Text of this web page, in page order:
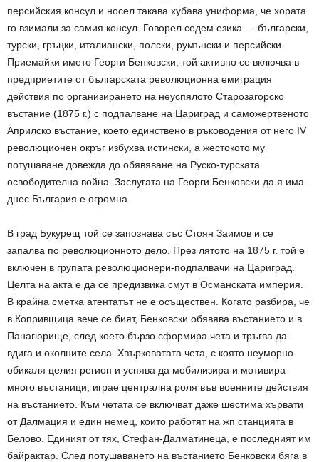
персийския консул и носел такава хубава униформа, че хората
го взимали за самия консул. Говорел седем езика — български,
турски, гръцки, италиански, полски, румънски и персийски.
Приемайки името Георги Бенковски, той активно се включва в
предприетите от българската революционна емиграция
действия по организирането на неуспялото Старозагорско
въстание (1875 г.) с подпалване на Цариград и саможертвеното
Априлско въстание, което единствено в ръководения от него IV
революционен окръг избухва истински, а жестокото му
потушаване довежда до обявяване на Руско-турската
освободителна война. Заслугата на Георги Бенковски да я има
днес България е огромна.
В град Букурещ той се запознава със Стоян Заимов и се
запалва по революционното дело. През лятото на 1875 г. той е
включен в групата революционери-подпалвачи на Цариград.
Целта на акта е да се предизвика смут в Османската империя.
В крайна сметка атентатът не е осъществен. Когато разбира, че
в Копривщица вече се бият, Бенковски обявява въстанието и в
Панагюрище, след което бързо сформира чета и тръгва да
вдига и околните села. Хвърковатата чета, с която неуморно
обикаля целия регион и успява да мобилизира и мотивира
много въстаници, играе централна роля във военните действия
на въстанието. Към четата се включват даже шестима хървати
от Далмация и един немец, които работят на жп станцията в
Белово. Единият от тях, Стефан-Далматинеца, е последният им
байрактар. След потушаването на въстанието Бенковски бяга в